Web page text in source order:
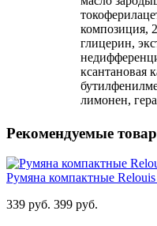
композиция,
глицерин,
ксантановая
лимонен,
Рекомендуемые
Румяна компактные
339 руб. 399 руб.